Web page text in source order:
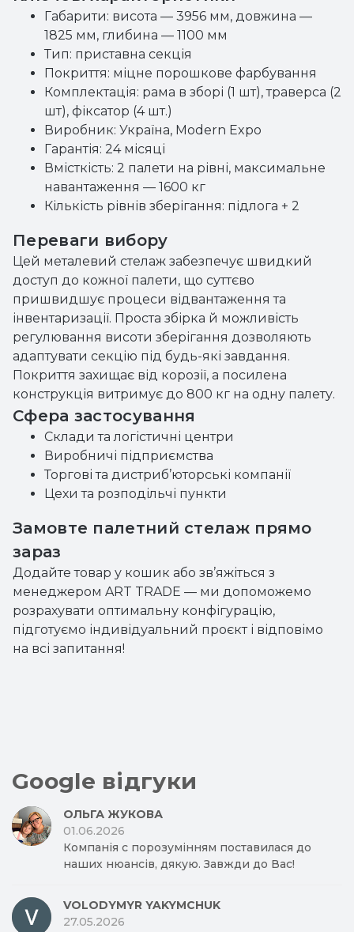
Габарити: висота — 3956 мм, довжина —
1825 мм, глибина — 1100 мм
Тип: приставна секція
Покриття: міцне порошкове фарбування
Комплектація: рама в зборі (1 шт), траверса (2
шт), фіксатор (4 шт.)
Виробник: Україна, Modern Expo
Гарантія: 24 місяці
Вмісткість: 2 палети на рівні, максимальне
навантаження — 1600 кг
Кількість рівнів зберігання: підлога + 2
Переваги вибору
Цей металевий стелаж забезпечує швидкий
доступ до кожної палети, що суттєво
пришвидшує процеси відвантаження та
інвентаризації. Проста збірка й можливість
регулювання висоти зберігання дозволяють
адаптувати секцію під будь-які завдання.
Покриття захищає від корозії, а посилена
конструкція витримує до 800 кг на одну палету.
Сфера застосування
Склади та логістичні центри
Виробничі підприємства
Торгові та дистриб’юторські компанії
Цехи та розподільчі пункти
Замовте палетний стелаж прямо
зараз
Додайте товар у кошик або зв’яжіться з
менеджером ART TRADE — ми допоможемо
розрахувати оптимальну конфігурацію,
підготуємо індивідуальний проєкт і відповімо
на всі запитання!
Google відгуки
ОЛЬГА ЖУКОВА
01.06.2026
Компанія с порозумінням поставилася до
наших нюансів, дякую. Завжди до Вас!
VOLODYMYR YAKYMCHUK
27.05.2026